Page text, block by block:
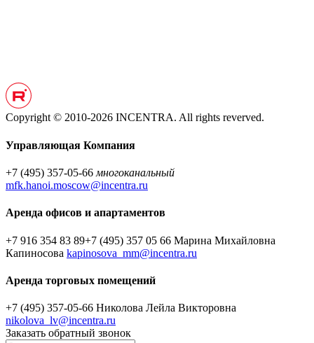
Copyright © 2010-2026 INCENTRA. All rights reverved.
Управляющая Компания
+7 (495) 357-05-66 многоканальный
mfk.hanoi.moscow@incentra.ru
Аренда офисов и апартаментов
+7 916 354 83 89+7 (495) 357 05 66 Марина Михайловна
Капиносова kapinosova_mm@incentra.ru
Аренда торговых помещений
+7 (495) 357-05-66 Николова Лейла Викторовна
nikolova_lv@incentra.ru
Заказать обратный звонок